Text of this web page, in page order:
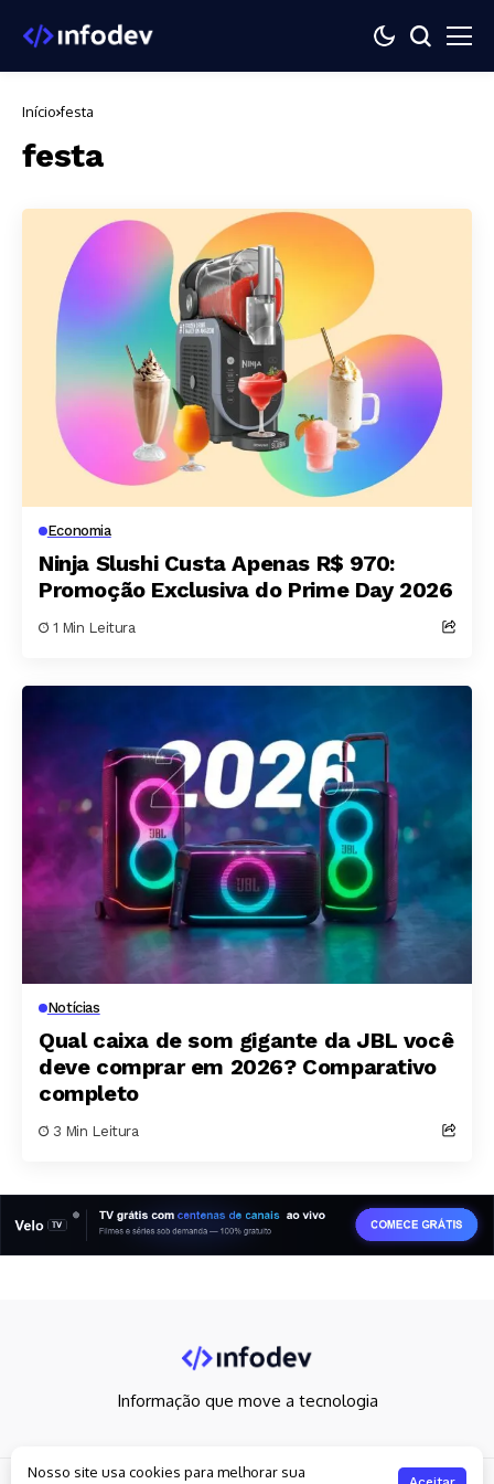
Início festa
festa
Economia
Ninja Slushi Custa Apenas R$ 970:
Promoção Exclusiva do Prime Day 2026
1 Min Leitura
Notícias
Qual caixa de som gigante da JBL você
deve comprar em 2026? Comparativo
completo
3 Min Leitura
Informação que move a tecnologia
Nosso site usa cookies para melhorar sua